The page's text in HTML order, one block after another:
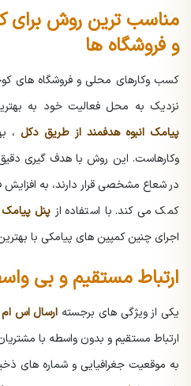
مناسب ترین روش برای
و فروشگاه ها
کسب وکارهای محلی و فروشگاه های
نزدیک به محل فعالیت خود به بهترین
پیامک انبوه هدفمند از طریق دکل ،
وکارهاست. این روش با هدف گیری
در شعاع مشخصی قرار دارند، به
کمک می کند. با استفاده از پنل
اجرای چنین کمپین های پیامکی با
ارتباط مستقیم و بی
یکی از ویژگی های برجسته ارسال اس
ارتباط مستقیم و بدون واسطه با
به موقعیت جغرافیایی و شماره های